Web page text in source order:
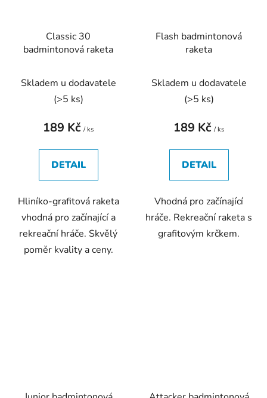
Classic 30
badmintonová raketa
Skladem u dodavatele
(>5 ks)
189 Kč / ks
DETAIL
Hliníko-grafitová raketa
vhodná pro začínající a
rekreační hráče. Skvělý
poměr kvality a ceny.
Flash badmintonová
raketa
Skladem u dodavatele
(>5 ks)
189 Kč / ks
DETAIL
Vhodná pro začínající
hráče. Rekreační raketa s
grafitovým krčkem.